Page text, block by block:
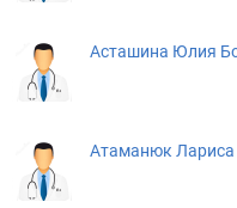
Асташина Юлия
Атаманюк